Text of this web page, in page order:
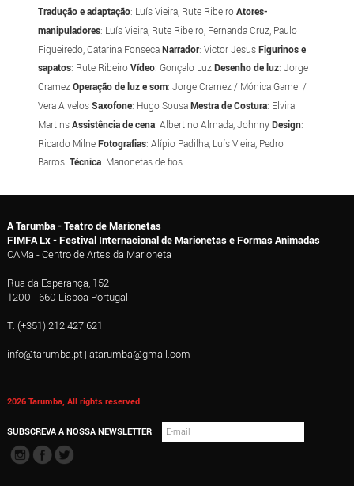
Tradução e adaptação: Luís Vieira, Rute RibeiroAtores-
manipuladores: Luís Vieira, Rute Ribeiro, Fernanda Cruz, Paulo
Figueiredo, Catarina FonsecaNarrador: Victor JesusFigurinos e
sapatos: Rute RibeiroVídeo: Gonçalo LuzDesenho de luz: Jorge
CramezOperação de luz e som: Jorge Cramez / Mónica Garnel /
Vera AlvelosSaxofone: Hugo SousaMestra de Costura: Elvira
MartinsAssistência de cena: Albertino Almada, JohnnyDesign:
Ricardo MilneFotografias: Alípio Padilha, Luís Vieira, Pedro
BarrosTécnica: Marionetas de fios
A Tarumba - Teatro de Marionetas
FIMFA Lx - Festival Internacional de Marionetas e Formas Animadas
CAMa - Centro de Artes da Marioneta
Rua da Esperança, 152
1200 - 660 Lisboa Portugal
T. (+351) 212 427 621
info@tarumba.pt| atarumba@gmail.com
2026 Tarumba, All rights reserved
SUBSCREVA A NOSSA NEWSLETTER